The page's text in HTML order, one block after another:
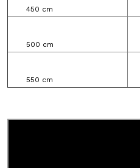
450 cm
500 cm
550 cm